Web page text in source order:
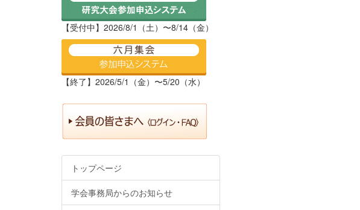
【受付中】2026/8/1（土）〜8/14（金）
【終了】2026/5/1（金）〜5/20（水）
トップページ
学会事務局からのお知らせ